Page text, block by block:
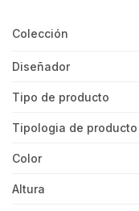
Colección
Diseñador
Tipo de producto
Tipologia de producto
Color
Altura